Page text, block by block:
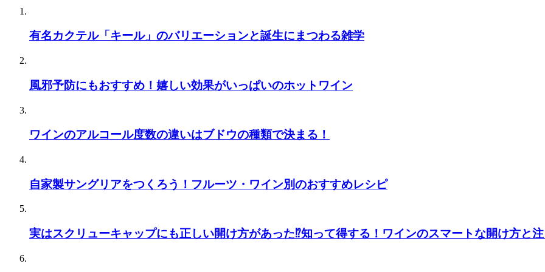
有名カクテル「キール」のバリエーションと誕生にまつわる雑学
風邪予防にもおすすめ！嬉しい効果がいっぱいのホットワイン
ワインのアルコール度数の違いはブドウの種類で決まる！
自家製サングリアをつくろう！フルーツ・ワイン別のおすすめレシピ
実はスクリューキャップにも正しい開け方があった⁉知って得する！ワインのスマートな開け方と